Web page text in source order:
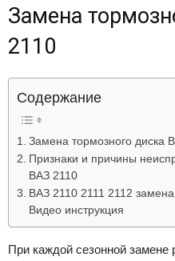
Замена
2110
Содержание
Замена тормозного диска
Признаки и причины
ВАЗ 2110
ВАЗ 2110 2111 2112
Видео инструкция
При каждой сезонной